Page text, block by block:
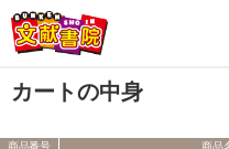
会員登録
カートの中身